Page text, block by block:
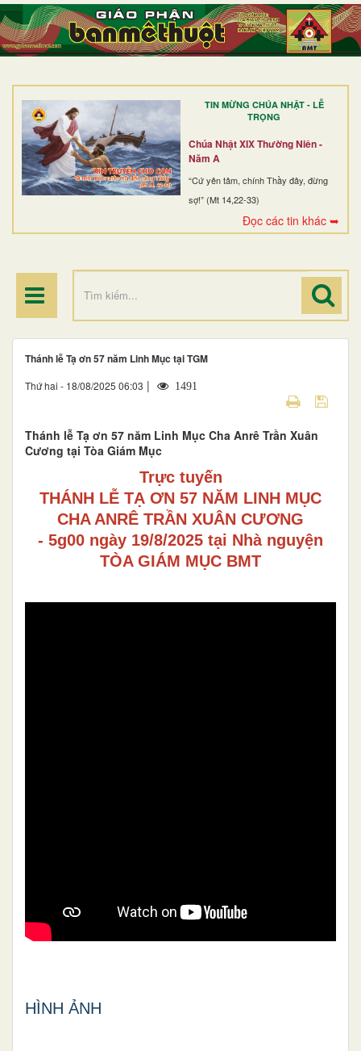
TIN MỪNG CHÚA NHẬT - LỄ
TRỌNG
Chúa Nhật XIX Thường Niên -
Năm A
“Cứ yên tâm, chính Thầy đây, đừng
sợ!” (Mt 14,22-33)
Đọc các tin khác ➥
TRANG NHẤT
GIỚI THIỆU
DÒNG TU
BAN MỤC VỤ
ĐOÀN THỂ CG
ĐIỂM HÀNH HƯƠNG
Thánh lễ Tạ ơn 57 năm Linh Mục tại TGM
Thứ hai - 18/08/2025 06:03 | 1491
Thánh lễ Tạ ơn 57 năm Linh Mục Cha Anrê Trần Xuân
Cương tại Tòa Giám Mục
Trực tuyến
THÁNH LỄ TẠ ƠN 57 NĂM LINH MỤC
CHA ANRÊ TRẦN XUÂN CƯƠNG
- 5g00 ngày 19/8/2025 tại Nhà nguyện
TÒA GIÁM MỤC BMT
HÌNH ẢNH